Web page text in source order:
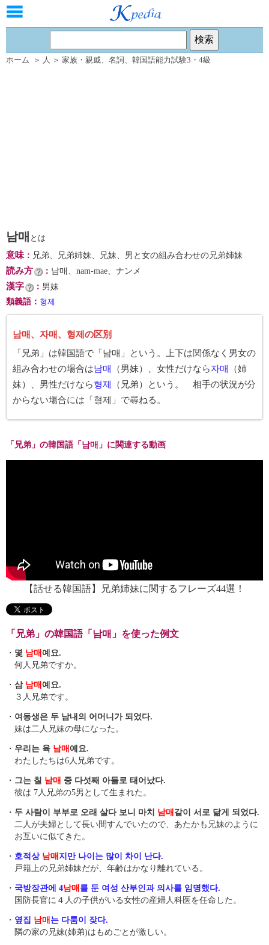
ホーム ＞ 人 ＞ 家族・親戚、 名詞 、 韓国語能力試験3・4級
남매 とは
意味： 兄弟、兄弟姉妹、兄妹、男と女の組み合わせの兄弟姉妹
読み方 ： 남매、nam-mae、ナンメ
漢字 ： 男妹
類義語 ： 형제
남매、자매、형제の区別
「兄弟」は韓国語で「남매」という。上下は関係なく男女の
組み合わせの場合は남매 （男妹）、女性だけなら자매
（姉
妹）、男性だけなら형제
（兄弟）という。 相手の状況が分
からない場合には「형제」で尋ねる。
「兄弟」の韓国語「남매」に関連する動画
【話せる韓国語】兄弟姉妹に関するフレーズ44選！
「兄弟」の韓国語「남매」を使った例文
・ 몇 남매 예요.
何人兄弟ですか。
・ 삼 남매 예요.
３人兄弟です。
・ 여동생은 두 남내의 어머니가 되었다.
妹は二人兄妹の母になった。
・ 우리는 육 남매 예요.
わたしたちは6人兄弟です。
・ 그는 칠 남매 중 다섯째 아들로 태어났다.
彼は 7人兄弟の5男として生まれた。
・ 두 사람이 부부로 오래 살다 보니 마치 남매 같이 서로 닮게 되었다.
二人が夫婦として長い間すんでいたので、あたかも兄妹のように
お互いに似てきた。
・ 호적상 남매 지만 나이는 많이 차이 난다.
戸籍上の兄弟姉妹だが、年齢はかなり離れている。
・ 국방장관에 4남매 를 둔 여성 산부인과 의사를 임명했다.
国防長官に４人の子供がいる女性の産婦人科医を任命した。
・ 옆집 남매 는 다툼이 잦다.
隣の家の兄妹(姉弟)はもめごとが激しい。